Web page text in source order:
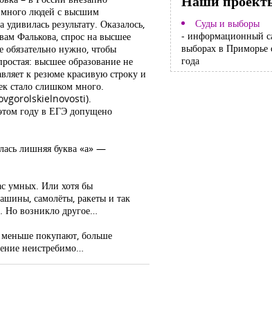
много людей с высшим
результату. Оказалось,
Фалькова, спрос на высшее
обязательно нужно, чтобы
высшее образование не
к резюме красивую строку и
стало слишком много.
году в ЕГЭ допущено
лишняя буква «а» —
умных. Или хотя бы
самолёты, ракеты и так
Но возникло другое…
покупают, больше
неистребимо…
Суды и выборы
- информационный
выборах в Приморье
года